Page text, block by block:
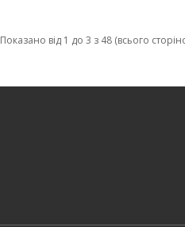
Показано від 1 до 3 з 48 (всього